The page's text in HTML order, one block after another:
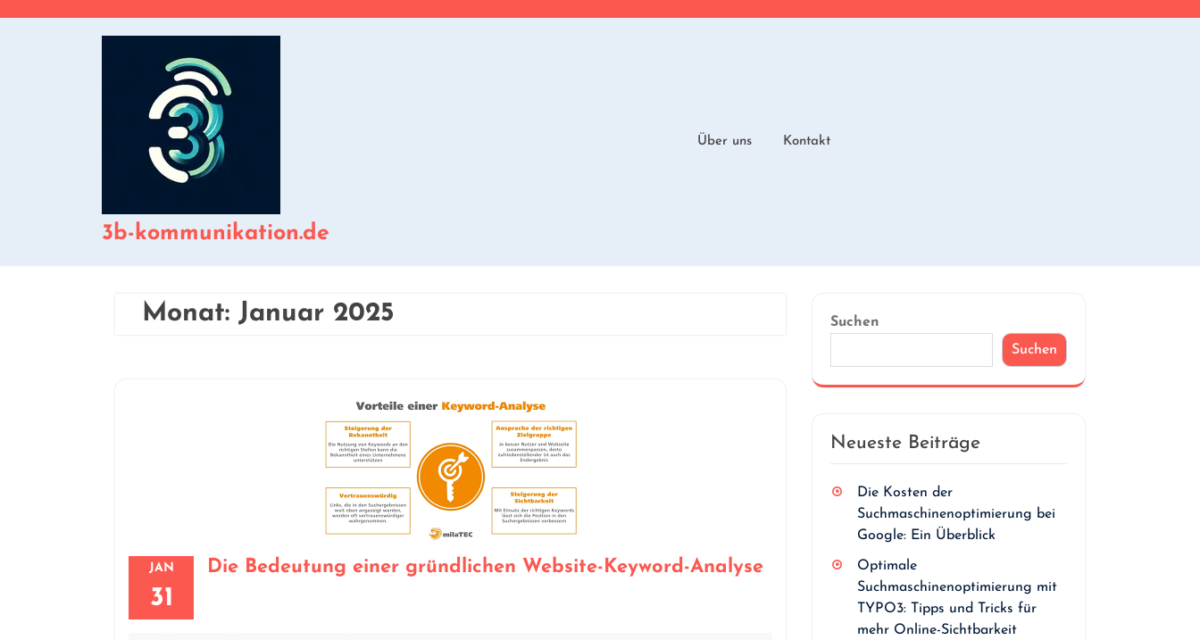
3b-kommunikation.de
Über uns Kontakt
Monat: Januar 2025
JAN
31
Die Bedeutung einer gründlichen Website-Keyword-Analyse
Suchen
Suchen
Neueste Beiträge
Die Kosten der
Suchmaschinenoptimierung bei
Google: Ein Überblick
Optimale
Suchmaschinenoptimierung mit
TYPO3: Tipps und Tricks für
mehr Online-Sichtbarkeit